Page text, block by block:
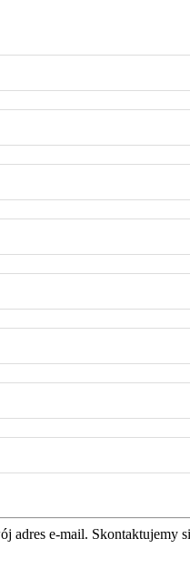
adres e-mail. Skontaktujemy